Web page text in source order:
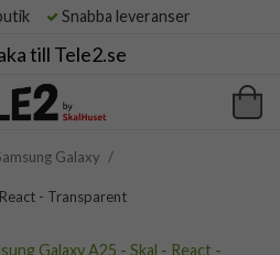
Snabba leveranser
till Tele2.se
Galaxy /
- Transparent